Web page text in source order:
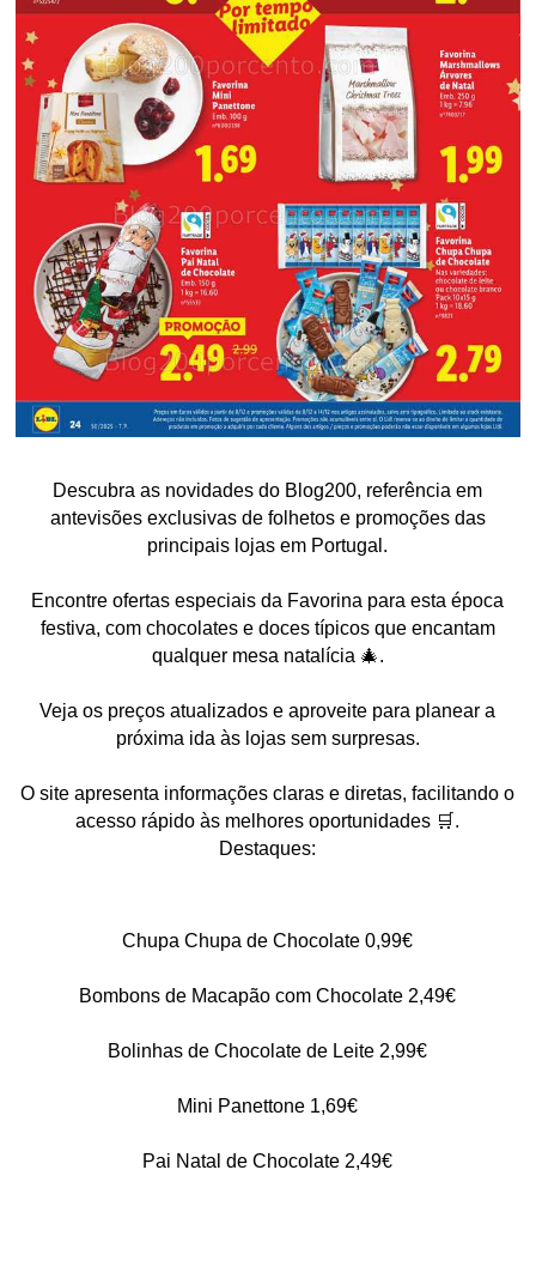
Descubra as novidades do Blog200, referência em
antevisões exclusivas de folhetos e promoções das
principais lojas em Portugal.
Encontre ofertas especiais da Favorina para esta época
festiva, com chocolates e doces típicos que encantam
qualquer mesa natalícia 🎄.
Veja os preços atualizados e aproveite para planear a
próxima ida às lojas sem surpresas.
O site apresenta informações claras e diretas, facilitando o
acesso rápido às melhores oportunidades 🛒.
Destaques:
Chupa Chupa de Chocolate 0,99€
Bombons de Macapão com Chocolate 2,49€
Bolinhas de Chocolate de Leite 2,99€
Mini Panettone 1,69€
Pai Natal de Chocolate 2,49€